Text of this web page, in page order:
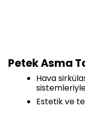
Petek Asma
Hava
sistemleriyle
Estetik ve